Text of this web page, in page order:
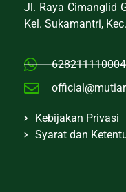
Jl. Raya Cimanglid
Kel. Sukamantri,
Kebijakan Privasi
Syarat dan